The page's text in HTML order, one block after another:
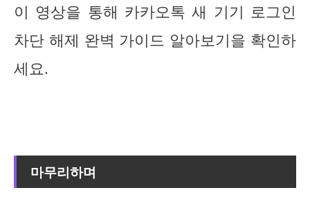
이 영상을 통해 카카오톡 새 기기 로그인
차단 해제 완벽 가이드 알아보기을 확인하
세요.
마무리하며